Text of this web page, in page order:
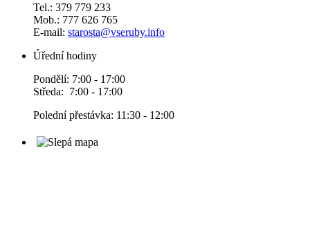
Tel.: 379 779 233
Mob.: 777 626 765
E-mail: starosta@vseruby.info
Úřední hodiny
Pondělí: 7:00 - 17:00
Středa: 7:00 - 17:00
Polední přestávka: 11:30 - 12:00